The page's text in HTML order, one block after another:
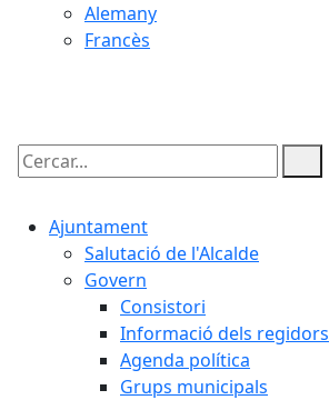
Alemany
Francès
Cercar:
Ajuntament
Salutació de l'Alcalde
Govern
Consistori
Informació dels regidors
Agenda política
Grups municipals